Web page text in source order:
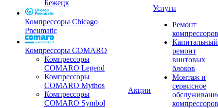
Бежецк
Компрессоры Chicago
Pneumatic
Компрессоры COMARO
Компрессоры
COMARO Legend
Компрессоры
COMARO Mythos
Компрессоры
COMARO Symbol
Акции
Услуги
Ремонт
компрессоров
Капитальный
ремонт
винтовых
блоков
Монтаж и
сервисное
компрессоров